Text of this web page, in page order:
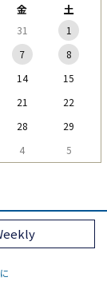
金 土
31
1
7
8
14
15
21
22
28
29
4 5